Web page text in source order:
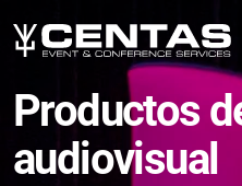
Productos
audiovisual